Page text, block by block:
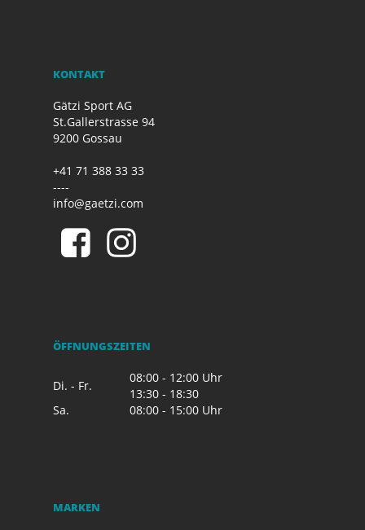
KONTAKT
Gätzi Sport AG
St.Gallerstrasse 94
9200 Gossau
+41 71 388 33 33
----
info@gaetzi.com
ÖFFNUNGSZEITEN
Di. - Fr.
08:00 - 12:00 Uhr
13:30 - 18:30
Sa.
08:00 - 15:00 Uhr
MARKEN